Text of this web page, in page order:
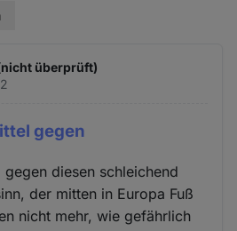
überprüft)
gegen
diesen schleichend
der mitten in Europa Fuß
nicht mehr, wie gefährlich